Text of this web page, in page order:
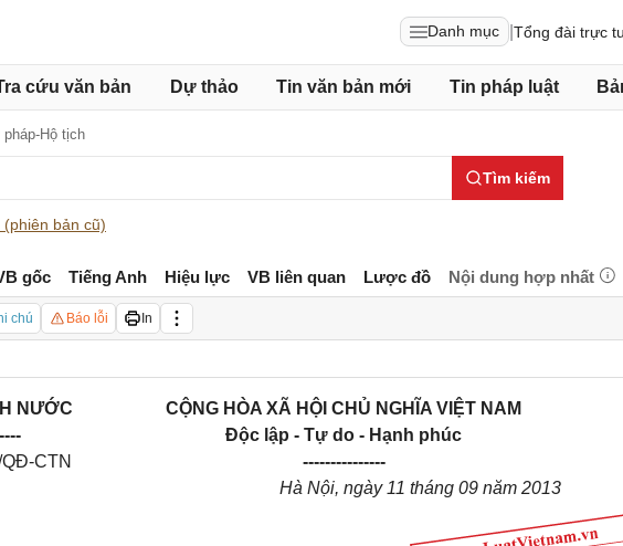
Danh mục Tổng đài trực
cứu văn bản Dự thảo Tin văn bản mới Tin pháp luật
Hộ tịch
Tìm kiếm
bản cũ)
gốc Tiếng Anh Hiệu lực VB liên quan Lược đồ Nội dung hợp nhất
chú Báo lỗi In
NƯỚC
CTN
CỘNG HÒA XÃ HỘI CHỦ NGHĨA VIỆT NAM
Độc lập - Tự do - Hạnh phúc
---------------
Hà Nội, ngày 11 tháng 09 năm 2013